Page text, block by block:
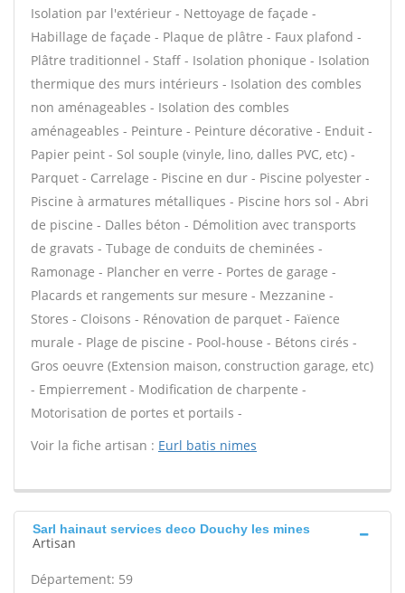
Isolation par l'extérieur - Nettoyage de façade -
Habillage de façade - Plaque de plâtre - Faux plafond -
Plâtre traditionnel - Staff - Isolation phonique - Isolation
thermique des murs intérieurs - Isolation des combles
non aménageables - Isolation des combles
aménageables - Peinture - Peinture décorative - Enduit -
Papier peint - Sol souple (vinyle, lino, dalles PVC, etc) -
Parquet - Carrelage - Piscine en dur - Piscine polyester -
Piscine à armatures métalliques - Piscine hors sol - Abri
de piscine - Dalles béton - Démolition avec transports
de gravats - Tubage de conduits de cheminées -
Ramonage - Plancher en verre - Portes de garage -
Placards et rangements sur mesure - Mezzanine -
Stores - Cloisons - Rénovation de parquet - Faïence
murale - Plage de piscine - Pool-house - Bétons cirés -
Gros oeuvre (Extension maison, construction garage, etc)
- Empierrement - Modification de charpente -
Motorisation de portes et portails -
Voir la fiche artisan : Eurl batis nimes
Sarl hainaut services deco Douchy les mines
Artisan
Département: 59